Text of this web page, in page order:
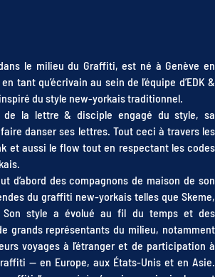
le milieu du Graffiti, est né à Genève en
tant qu’écrivain au sein de l’équipe d’EDK &
du style new-yorkais traditionnel.
de la lettre & disciple engagé du style, sa
danser ses lettres. Tout ceci à travers les
et aussi le flow tout en respectant les codes
d’abord des compagnons de maison de son
du graffiti new-yorkais telles que Skeme,
Son style a évolué au fil du temps et des
grands représentants du milieu, notamment
voyages à l’étranger et de participation à
— en Europe, aux États-Unis et en Asie.